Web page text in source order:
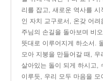
리를 잡고, 새로운 역사를
인 자치 교구로서, 온갖 어
주님의 손길을 돌아보며 비
뜻대로 이루어지게 하소서.
모아 지붕을 만들어갈 때,
살아있는 돌이 되게 하시고,
이루듯, 우리 모두 마음을 모